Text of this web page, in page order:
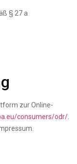
§ 27 a
zur Online-
consumers/odr/